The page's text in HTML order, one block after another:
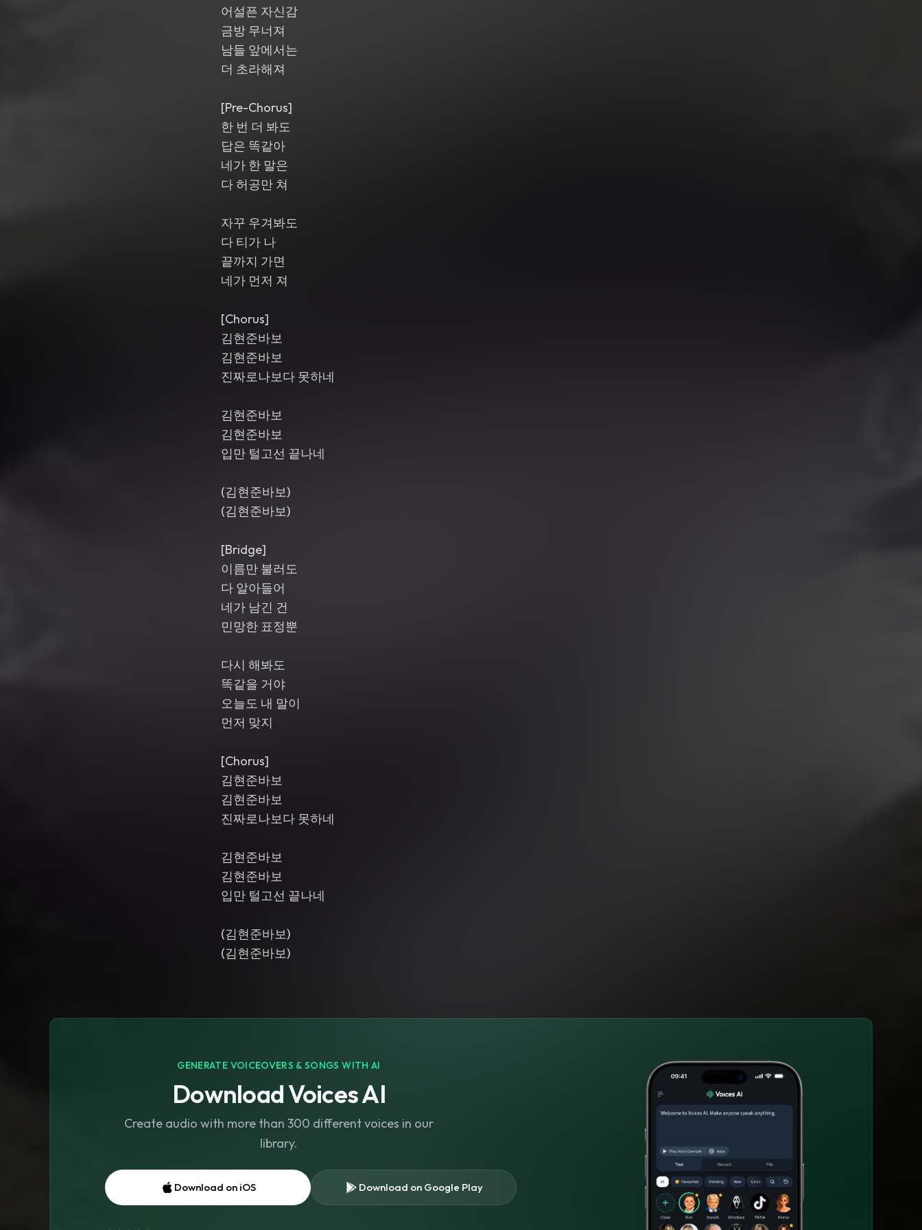
어설픈 자신감
금방 무너져
남들 앞에서는
더 초라해져
[Pre-Chorus]
한 번 더 봐도
답은 똑같아
네가 한 말은
다 허공만 쳐
자꾸 우겨봐도
다 티가 나
끝까지 가면
네가 먼저 져
[Chorus]
김현준바보
김현준바보
진짜로나보다 못하네
김현준바보
김현준바보
입만 털고선 끝나네
(김현준바보)
(김현준바보)
[Bridge]
이름만 불러도
다 알아들어
네가 남긴 건
민망한 표정뿐
다시 해봐도
똑같을 거야
오늘도 내 말이
먼저 맞지
[Chorus]
김현준바보
김현준바보
진짜로나보다 못하네
김현준바보
김현준바보
입만 털고선 끝나네
(김현준바보)
(김현준바보)
GENERATE VOICEOVERS & SONGS WITH AI
Download Voices AI
Create audio with more than 300 different voices in our
library.
Download on iOS Download on Google Play